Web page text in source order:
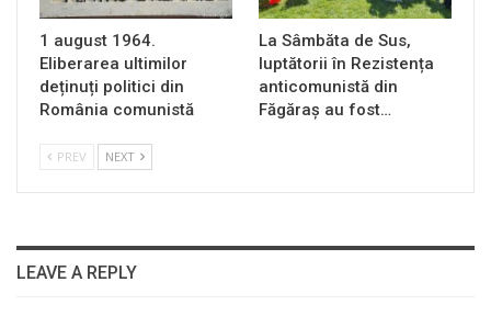
1 august 1964.
Eliberarea ultimilor
deținuți politici din
România comunistă
La Sâmbăta de Sus,
luptătorii în Rezistența
anticomunistă din
Făgăraș au fost…
PREV NEXT
LEAVE A REPLY